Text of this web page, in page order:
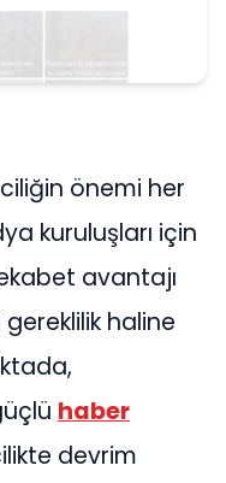
önemi her
kuruluşları için
avantajı
haline
haber
devrim